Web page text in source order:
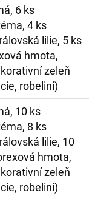
6 ks
4 ks
lilie, 5 ks
hmota,
zeleň
robelini)
10 ks
8 ks
lilie, 10
hmota,
zeleň
robelini)